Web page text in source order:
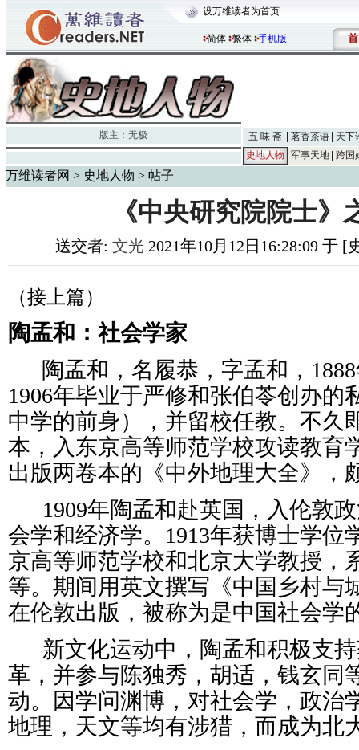
设万维读者为首页
简体 繁体 手机版 首
版主： 无极 五 味 斋 茗香茶语
天下
史地人物
军事天地 跨国
万维读者网 > 史地人物 > 帖子
《中央研究院院士》
送交者: 文光 2021年10月12日16:28:09 于
（接上篇）
陶孟和：社会学家
陶孟和，名履恭，字孟和，1888
1906年毕业于严修和张伯苓创办的
中学的前身），并留校任教。不久
本，入东京高等师范学校攻读教育
出版两卷本的《中外地理大全》，
1909年陶孟和赴英国，入伦敦
会学和经济学。1913年获博士学位
京高等师范学校和北京大学教授，
等。期间用英文撰写《中国乡村与
在伦敦出版，被称为是中国社会学
新文化运动中，陶孟和积极支
革，并参与陈独秀，胡适，钱玄同
动。因学问渊博，对社会学，政治
地理，天文等均有涉猎，而成为北